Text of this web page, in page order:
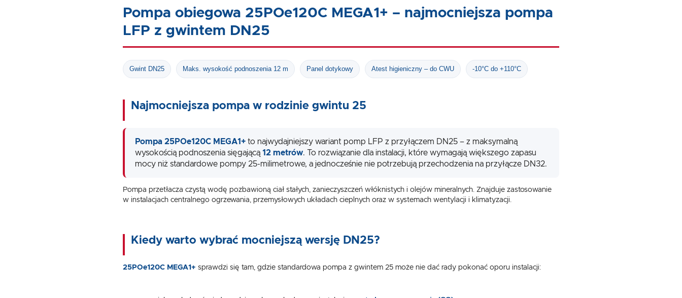
Pompa obiegowa 25POe120C MEGA1+ – najmocniejsza pompa
LFP z gwintem DN25
Gwint DN25 Maks. wysokość podnoszenia 12 m Panel dotykowy Atest higieniczny – do CWU -10°C do +110°C
Najmocniejsza pompa w rodzinie gwintu 25
Pompa 25POe120C MEGA1+to najwydajniejszy wariant pomp LFP z przyłączem DN25 – z maksymalną
wysokością podnoszenia sięgającą 12 metrów. To rozwiązanie dla instalacji, które wymagają większego zapasu
mocy niż standardowe pompy 25-milimetrowe, a jednocześnie nie potrzebują przechodzenia na przyłącze DN32.
Pompa przetłacza czystą wodę pozbawioną ciał stałych, zanieczyszczeń włóknistych i olejów mineralnych. Znajduje zastosowanie
w instalacjach centralnego ogrzewania, przemysłowych układach cieplnych oraz w systemach wentylacji i klimatyzacji.
Kiedy warto wybrać mocniejszą wersję DN25?
25POe120C MEGA1+ sprawdzi się tam, gdzie standardowa pompa z gwintem 25 może nie dać rady pokonać oporu instalacji:
USTAWIENIA
Niezbędne pliki cookies służą do prawidłowego funkcjonowania strony internetowej i umożliwiają Ci
z której korzystasz, może działać bez zakłóceń.
Polska